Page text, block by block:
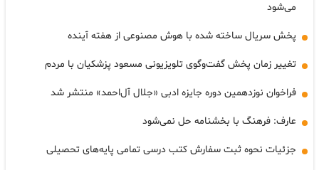
می‌شود
پخش سریال ساخته شده با هوش مصنوعی از هفته آینده
تغییر زمان پخش گفت‌وگوی تلویزیونی مسعود پزشکیان با مردم
فراخوان نوزدهمین دوره‌ جایزه‌ ادبی «جلال آل‌احمد» منتشر شد
عارف: فرهنگ با بخشنامه حل نمی‌شود
جزئیات نحوه ثبت سفارش کتب درسی تمامی پایه‌های تحصیلی